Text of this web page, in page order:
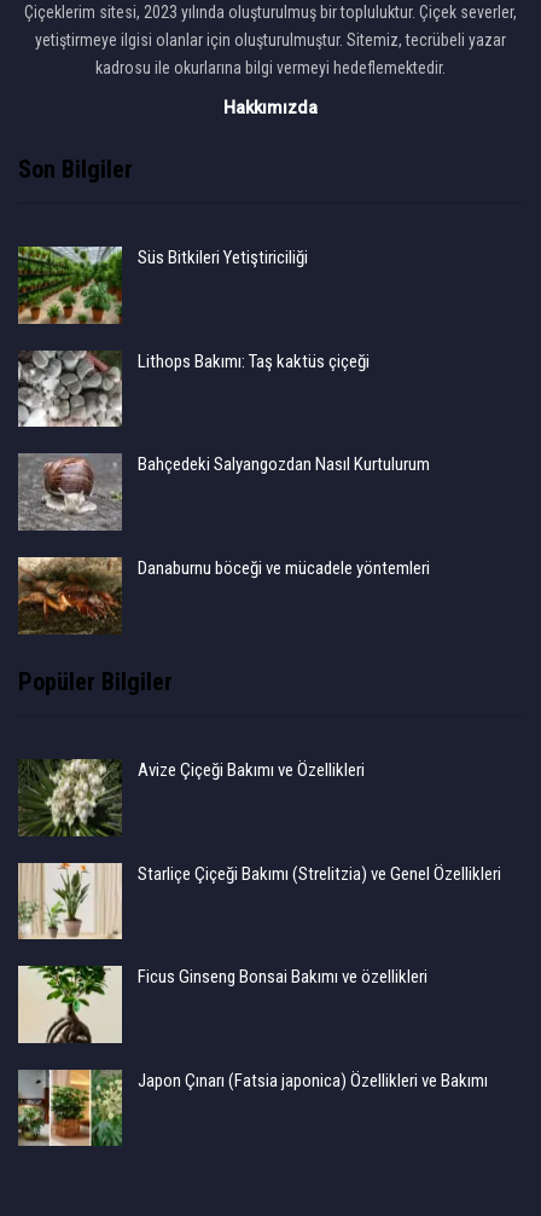
Çiçeklerim sitesi, 2023 yılında oluşturulmuş bir topluluktur. Çiçek severler,
yetiştirmeye ilgisi olanlar için oluşturulmuştur. Sitemiz, tecrübeli yazar
kadrosu ile okurlarına bilgi vermeyi hedeflemektedir.
Hakkımızda
Son Bilgiler
Süs Bitkileri Yetiştiriciliği
Lithops Bakımı: Taş kaktüs çiçeği
Bahçedeki Salyangozdan Nasıl Kurtulurum
Danaburnu böceği ve mücadele yöntemleri
Popüler Bilgiler
Avize Çiçeği Bakımı ve Özellikleri
Starliçe Çiçeği Bakımı (Strelitzia) ve Genel Özellikleri
Ficus Ginseng Bonsai Bakımı ve özellikleri
Japon Çınarı (Fatsia japonica) Özellikleri ve Bakımı